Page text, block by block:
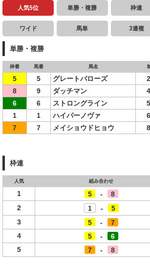
人気5位 単勝・複勝 枠連
ワイド 馬単 3連複
単勝・複勝
枠番 馬番 馬名
5 5 グレートバローズ
8
9 ダッチマン
6
6 ストロングライン
1
1 ハイパーノヴァ
7
7 メイショウドヒョウ
枠連
人気 組み合わせ
1 5 - 8
2
1 - 5
3
5 - 7
4
5 - 6
5
7 - 8